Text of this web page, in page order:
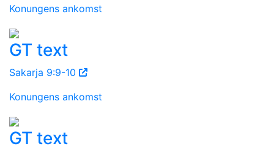
Konungens ankomst
GT text
Sakarja 9:9-10
Konungens ankomst
GT text